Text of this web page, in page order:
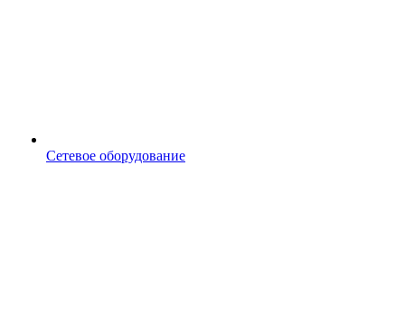
Сетевое оборудование